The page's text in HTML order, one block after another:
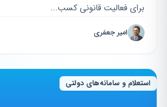
برای فعالیت قانونی کسب‌...
امیر جعفری
استعلام و سامانه‌های دولتی